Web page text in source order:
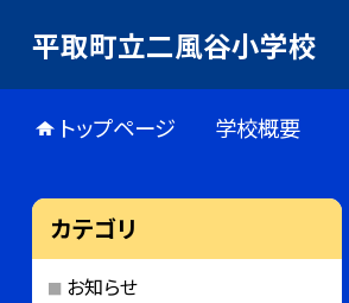
平取町立二風谷小学校
トップページ 学校概要
カテゴリ
お知らせ